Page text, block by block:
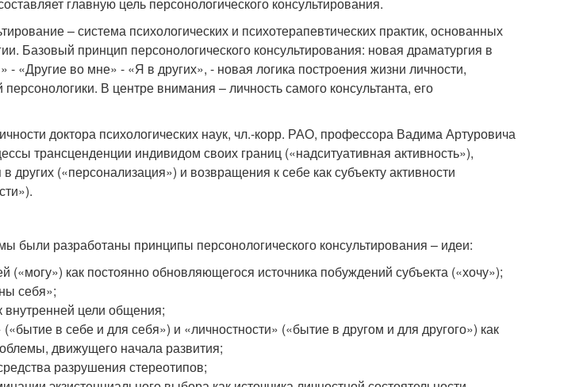
– система психологических и психотерапевтических практик, основанных
Базовый принцип персонологического консультирования: новая драматургия в
«Другие во мне» - «Я в других», - новая логика построения жизни личности,
В центре внимания – личность самого консультанта, его
доктора психологических наук, чл.-корр. РАО, профессора Вадима Артуровича
трансценденции индивидом своих границ («надситуативная активность»),
других («персонализация») и возвращения к себе как субъекту активности
были разработаны принципы персонологического консультирования – идеи:
(«могу») как постоянно обновляющегося источника побуждений субъекта («хочу»);
себя»;
внутренней цели общения;
в себе и для себя») и «личностности» («бытие в другом и для другого») как
движущего начала развития;
разрушения стереотипов;